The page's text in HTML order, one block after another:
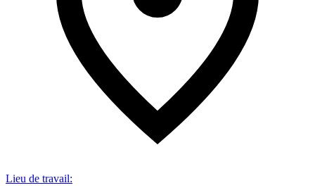
Lieu de travail: